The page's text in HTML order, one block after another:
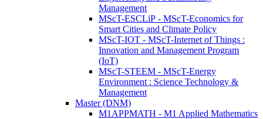
Management
MScT-ESCLiP - MScT-Economics for
Smart Cities and Climate Policy
MScT-IOT - MScT-Internet of Things :
Innovation and Management Program
(IoT)
MScT-STEEM - MScT-Energy
Environment : Science Technology &
Management
Master (DNM)
M1APPMATH - M1 Applied Mathematics